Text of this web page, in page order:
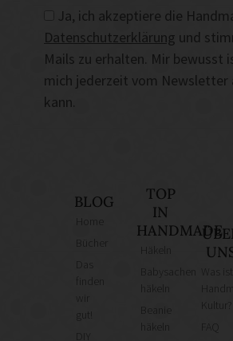
Ja, ich akzeptiere die
Datenschutzerklärung und
Mails zu erhalten. Mir bewusst
mich jederzeit vom Newsletter
kann.
BLOG
finden
gut!
TOP
IN
HANDMADE
häkeln
Was ist
Kultur?